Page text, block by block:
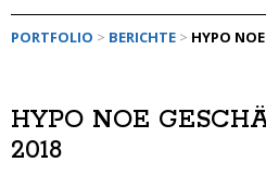
PORTFOLIO > BERICHTE > HYPO
HYPO NOE
2018